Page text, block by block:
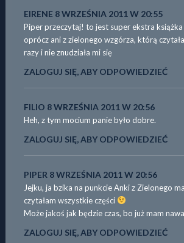
EIRENE 8 WRZEŚNIA 2011 W 20:55
Piper przeczytaj! to jest super ekstra
oprócz ani z zielonego wzgórza, którą
razy i nie znudziała mi się
ZALOGUJ SIĘ, ABY ODPOWIEDZIEĆ
FILIO 8 WRZEŚNIA 2011 W 20:56
Heh, z tym mocium panie było dobre.
ZALOGUJ SIĘ, ABY ODPOWIEDZIEĆ
PIPER 8 WRZEŚNIA 2011 W 20:56
Jejku, ja bzika na punkcie Anki z Zielonego
czytałam wszystkie części
Może jakoś jak będzie czas, bo już mam
ZALOGUJ SIĘ, ABY ODPOWIEDZIEĆ